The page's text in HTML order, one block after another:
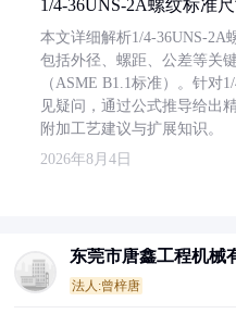
1/4-36UNS-2A螺纹标准
本文详细解析1/4-36UNS-2A
包括外径、螺距、公差等关
（ASME B1.1标准）。针对
见疑问，通过公式推导给出
附加工艺建议与扩展知识。
2026年8月4日
东莞市唐鑫工程机械
法人:曾梓唐